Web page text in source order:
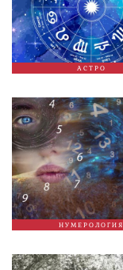
АСТРО
НУМЕРОЛОГИЯ